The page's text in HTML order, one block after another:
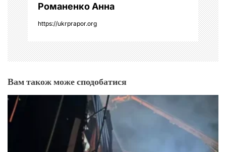
Романенко Анна
https://ukrprapor.org
Вам також може сподобатися